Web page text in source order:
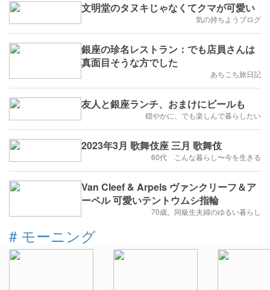
文明堂のタヌキじゃなくてクマが可愛い
気の持ちようブログ
銀座の珍名レストラン：でも店員さんは
真面目そうな方でした
あちこち旅日記
友人と銀座ランチ、おまけにビールも
穏やかに、でも楽しんで暮らしたい
2023年3月 歌舞伎座 三月 歌舞伎
60代 こんな暮らし〜今を生きる
Van Cleef & Arpels ヴァンクリーフ＆ア
ーペル 可愛いテントウムシ指輪
70歳。同級生夫婦のゆるい暮らし
# モーニング